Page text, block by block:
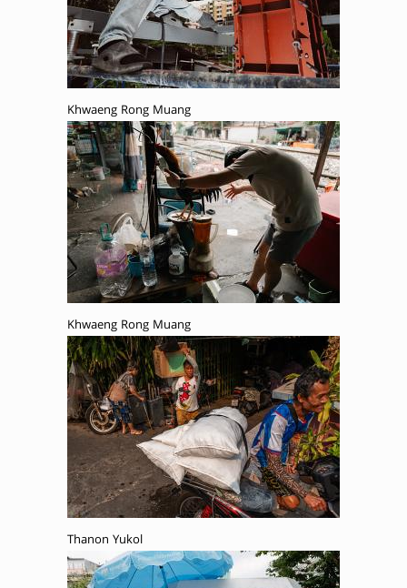
Khwaeng Rong Muang
Khwaeng Rong Muang
Thanon Yukol